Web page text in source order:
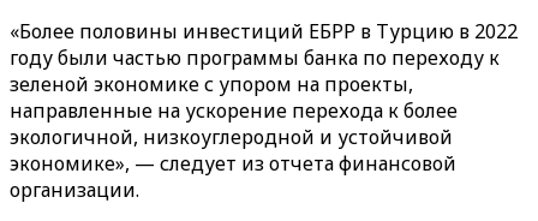
«Более половины инвестиций ЕБРР в Турцию в 2022
году были частью программы банка по переходу к
зеленой экономике с упором на проекты,
направленные на ускорение перехода к более
экологичной, низкоуглеродной и устойчивой
экономике», — следует из отчета финансовой
организации.